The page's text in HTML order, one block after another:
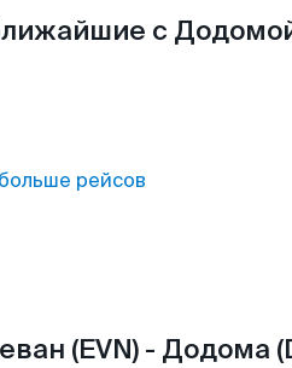
с
рейсов
(EVN) - Додома